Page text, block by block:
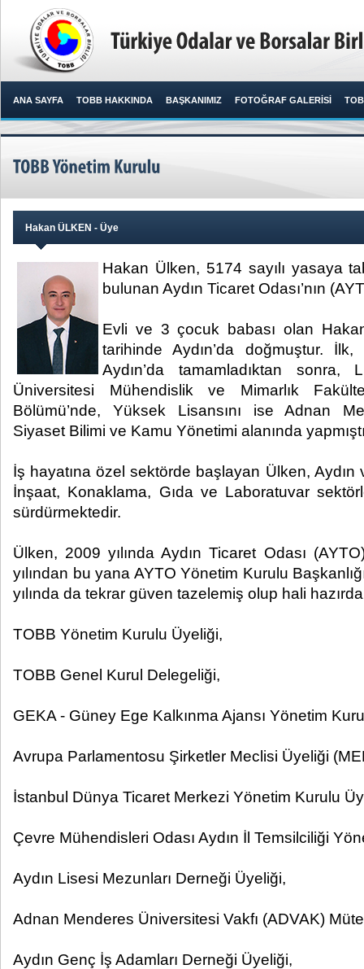
ANA SAYFA TOBB HAKKINDA BAŞKANIMIZ FOTOĞRAF GALERİSİ
Hakan ÜLKEN - Üye
Hakan Ülken, 5174 sayılı yasaya
bulunan Aydın Ticaret Odası’nın
Evli ve 3 çocuk babası olan
tarihinde Aydın’da doğmuştur.
Aydın’da tamamladıktan sonra,
Üniversitesi Mühendislik ve Mimarlık
Bölümü’nde, Yüksek Lisansını ise Adnan
Siyaset Bilimi ve Kamu Yönetimi alanında
İş hayatına özel sektörde başlayan Ülken,
İnşaat, Konaklama, Gıda ve Laboratuvar
sürdürmektedir.
Ülken, 2009 yılında Aydın Ticaret Odası
yılından bu yana AYTO Yönetim Kurulu
yılında da tekrar güven tazelemiş olup hali
TOBB Yönetim Kurulu Üyeliği,
TOBB Genel Kurul Delegeliği,
GEKA - Güney Ege Kalkınma Ajansı Yönetim
Avrupa Parlamentosu Şirketler Meclisi Üyeliği
İstanbul Dünya Ticaret Merkezi Yönetim Kurulu
Çevre Mühendisleri Odası Aydın İl Temsilciliği
Aydın Lisesi Mezunları Derneği Üyeliği,
Adnan Menderes Üniversitesi Vakfı (ADVAK)
Aydın Genç İş Adamları Derneği Üyeliği,